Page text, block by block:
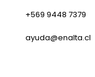
+569 9448 7379
ayuda@enalta.cl